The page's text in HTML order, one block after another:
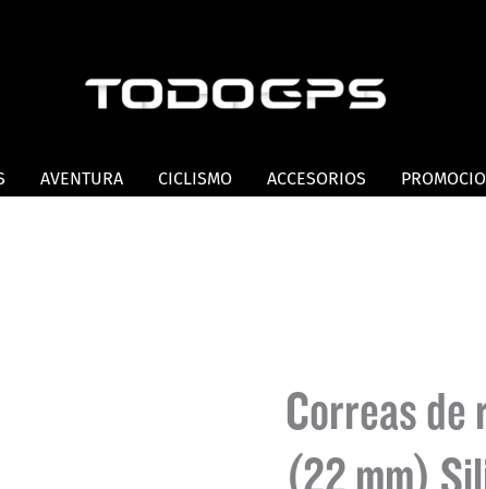
AVENTURA CICLISMO ACCESORIOS
Correas de